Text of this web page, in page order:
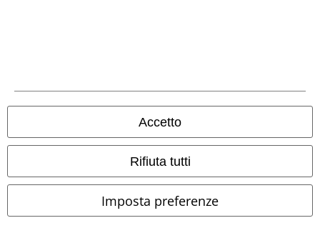
Accetto
Rifiuta tutti
Imposta preferenze
Da15,99 €
Can You Read My Mind
RED by
EMP
T-Shirt
14,99 €
Rock Chain